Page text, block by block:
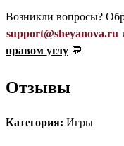
Возникли вопросы?
support@sheyanova.ru
правом углу 💬
Отзывы
Категория: Игры